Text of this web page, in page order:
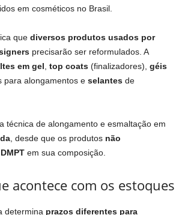
em cosméticos no Brasil.
que diversos produtos usados por
precisarão ser reformulados. A
em gel, top coats (finalizadores), géis
para alongamentos e selantes de
técnica de alongamento e esmaltação em
, desde que os produtos não
em sua composição.
acontece com os estoques
determina prazos diferentes para